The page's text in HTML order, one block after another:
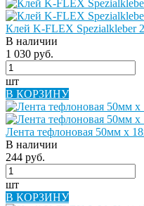
Клей K-FLEX Spezialkleber
В наличии
1 030 руб.
шт
В КОРЗИНУ
Лента тефлоновая 50мм х
В наличии
244 руб.
шт
В КОРЗИНУ